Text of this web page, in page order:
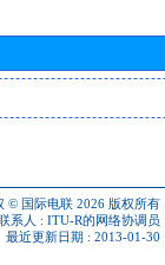
© 国际电联 2026 版权所有
系人 : ITU-R的网络协调员
最近更新日期 : 2013-01-30